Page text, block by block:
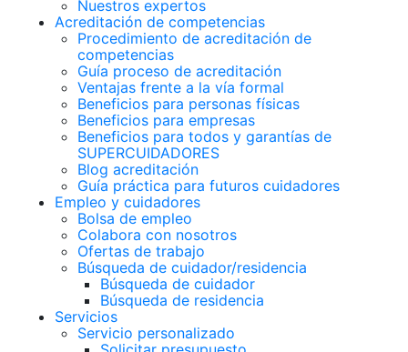
Nuestros expertos
Acreditación de competencias
Procedimiento de acreditación de
competencias
Guía proceso de acreditación
Ventajas frente a la vía formal
Beneficios para personas físicas
Beneficios para empresas
Beneficios para todos y garantías de
SUPERCUIDADORES
Blog acreditación
Guía práctica para futuros cuidadores
Empleo y cuidadores
Bolsa de empleo
Colabora con nosotros
Ofertas de trabajo
Búsqueda de cuidador/residencia
Búsqueda de cuidador
Búsqueda de residencia
Servicios
Servicio personalizado